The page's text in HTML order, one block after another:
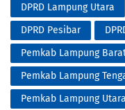
DPRD Lampung Utara
DPRD Pesibar
Pemkab Lampung
Pemkab Lampung
Pemkab Lampung Utara